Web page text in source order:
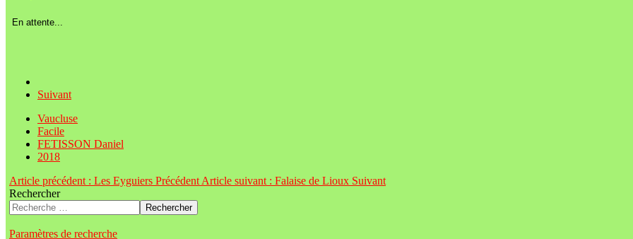
En attente...
Suivant
Vaucluse
Facile
FETISSON Daniel
2018
Article précédent : Les Eyguiers Précédent Article suivant : Falaise de Lioux Suivant
Rechercher
Rechercher
Paramètres de recherche